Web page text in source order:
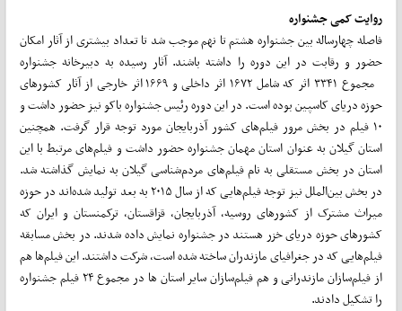
روایت کمی جشنواره
فاصله چهارساله بین جشنواره هشتم تا نهم موجب شد تا تعداد بیشتری از آثار امکان
حضور و رقابت در این دوره را داشته باشند. آثار رسیده به دبیرخانه جشنواره
مجموع ۳۳۴۱ اثر که شامل ۱۶۷۲ اثر داخلی و ۱۶۶۹ اثر خارجی از آثار کشورهای
حوزه دریای کاسپین بوده است. در این دوره رئیس جشنواره باکو نیز حضور داشت و
۱۰ فیلم در بخش مرور فیلم‌های کشور آذربایجان مورد توجه قرار گرفت. همچنین
استان گیلان به عنوان استان مهمان جشنواره حضور داشت و فیلم‌های مرتبط با این
استان در بخش مستقلی به نام فیلم‌های مردم‌شناسی گیلان به نمایش گذاشته شد.
در بخش بین‌الملل نیز توجه فیلم‌هایی که از سال ۲۰۱۵ به بعد تولید شده‌اند در حوزه
میراث مشترک از کشورهای روسیه، آذربایجان، قزاقستان، ترکمنستان و ایران که
کشورهای حوزه دریای خزر هستند در جشنواره نمایش داده شدند. در بخش مسابقه
فیلم‌هایی که در جغرافیای مازندران ساخته شده است، شرکت داشتند. این فیلم‌ها هم
از فیلم‌سازان مازندرانی و هم فیلم‌سازان سایر استان ها در مجموع ۲۴ فیلم جشنواره
را تشکیل دادند.